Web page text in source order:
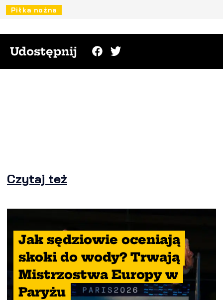
Piłka nożna
Udostępnij
Czytaj też
Jak sędziowie oceniają
skoki do wody? Trwają
Mistrzostwa Europy w
Paryżu